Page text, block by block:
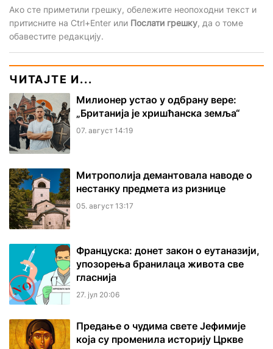
Ако сте приметили грешку, обележите неопоходни текст и
притисните на Ctrl+Enter или Послати грешку, да о томе
обавестите редакцију.
ЧИТАЈТЕ И...
Милионер устао у одбрану вере:
„Британија је хришћанска земља“
07. август 14:19
Митрополија демантовала наводе о
нестанку предмета из ризнице
05. август 13:17
Француска: донет закон о еутаназији,
упозорења бранилаца живота све
гласнија
27. јул 20:06
Предање о чудима свете Јефимије
која су променила историју Цркве